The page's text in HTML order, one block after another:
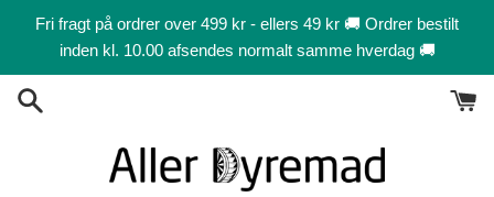
Fri fragt på ordrer over 499 kr - ellers 49 kr 🚚 Ordrer bestilt
inden kl. 10.00 afsendes normalt samme hverdag 🚚